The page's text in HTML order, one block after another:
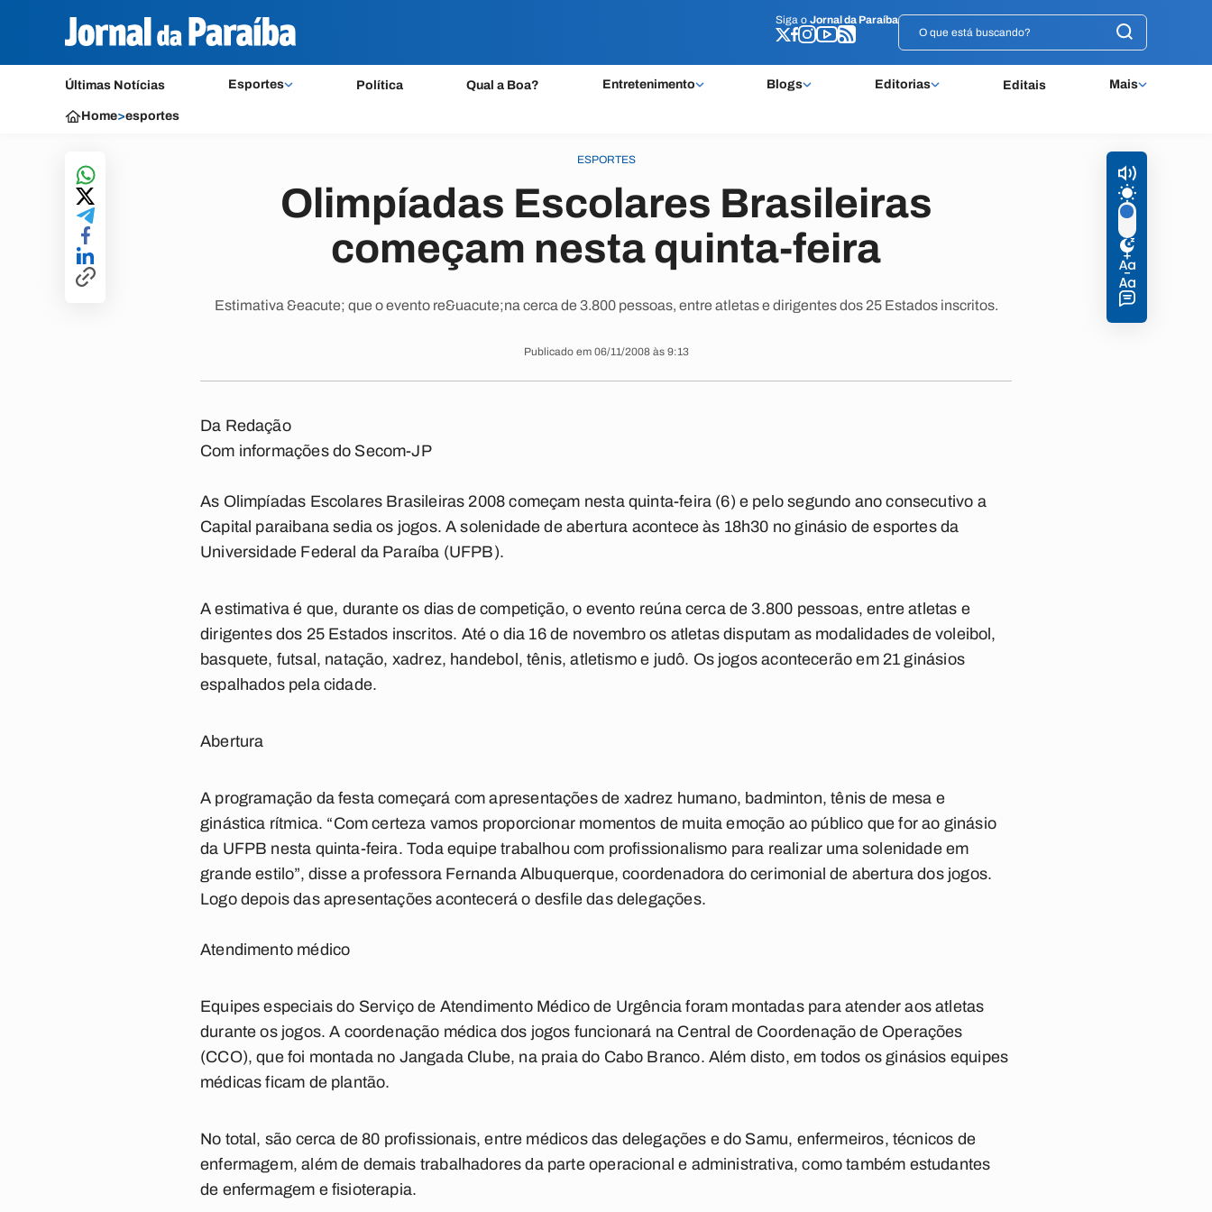
Siga o Jornal da Paraíba
Últimas Notícias Esportes Política Qual a Boa? Entretenimento Blogs Editorias Editais Mais
Siga o Jornal da Paraíba
Home>esportes
ESPORTES
Olimpíadas Escolares Brasileiras
começam nesta quinta-feira
Estimativa &eacute; que o evento re&uacute;na cerca de 3.800 pessoas, entre atletas e dirigentes dos 25 Estados inscritos.
Publicado em 06/11/2008 às 9:13
Da Redação
Com informações do Secom-JP
As Olimpíadas Escolares Brasileiras 2008 começam nesta quinta-feira (6) e pelo segundo ano consecutivo a
Capital paraibana sedia os jogos. A solenidade de abertura acontece às 18h30 no ginásio de esportes da
Universidade Federal da Paraíba (UFPB).
A estimativa é que, durante os dias de competição, o evento reúna cerca de 3.800 pessoas, entre atletas e
dirigentes dos 25 Estados inscritos. Até o dia 16 de novembro os atletas disputam as modalidades de voleibol,
basquete, futsal, natação, xadrez, handebol, tênis, atletismo e judô. Os jogos acontecerão em 21 ginásios
espalhados pela cidade.
Abertura
A programação da festa começará com apresentações de xadrez humano, badminton, tênis de mesa e
ginástica rítmica. “Com certeza vamos proporcionar momentos de muita emoção ao público que for ao ginásio
da UFPB nesta quinta-feira. Toda equipe trabalhou com profissionalismo para realizar uma solenidade em
grande estilo”, disse a professora Fernanda Albuquerque, coordenadora do cerimonial de abertura dos jogos.
Logo depois das apresentações acontecerá o desfile das delegações.
Atendimento médico
Equipes especiais do Serviço de Atendimento Médico de Urgência foram montadas para atender aos atletas
durante os jogos. A coordenação médica dos jogos funcionará na Central de Coordenação de Operações
(CCO), que foi montada no Jangada Clube, na praia do Cabo Branco. Além disto, em todos os ginásios equipes
médicas ficam de plantão.
No total, são cerca de 80 profissionais, entre médicos das delegações e do Samu, enfermeiros, técnicos de
enfermagem, além de demais trabalhadores da parte operacional e administrativa, como também estudantes
de enfermagem e fisioterapia.